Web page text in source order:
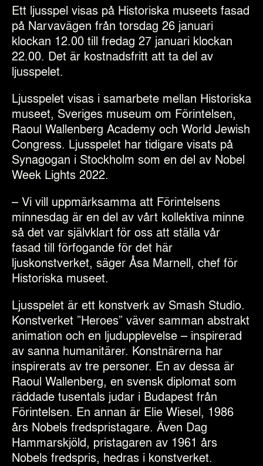
Ett ljusspel visas på Historiska museets fasad
på Narvavägen från torsdag 26 januari
klockan 12.00 till fredag 27 januari klockan
22.00. Det är kostnadsfritt att ta del av
ljusspelet.
Ljusspelet visas i samarbete mellan Historiska
museet, Sveriges museum om Förintelsen,
Raoul Wallenberg Academy och World Jewish
Congress. Ljusspelet har tidigare visats på
Synagogan i Stockholm som en del av Nobel
Week Lights 2022.
–Vi vill uppmärksamma att Förintelsens
minnesdag är en del av vårt kollektiva minne
så det var självklart för oss att ställa vår
fasad till förfogande för det här
ljuskonstverket, säger Åsa Marnell, chef för
Historiska museet.
Ljusspelet är ett konstverk av Smash Studio.
Konstverket ”Heroes” väver samman abstrakt
animation och en ljudupplevelse – inspirerad
av sanna humanitärer. Konstnärerna har
inspirerats av tre personer. En av dessa är
Raoul Wallenberg, en svensk diplomat som
räddade tusentals judar i Budapest från
Förintelsen. En annan är Elie Wiesel, 1986
års Nobels fredspristagare. Även Dag
Hammarskjöld, pristagaren av 1961 års
Nobels fredspris, hedras i konstverket.